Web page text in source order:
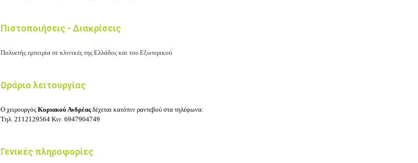
Πιστοποιήσεις - Διακρίσεις
Πολυετής εμπειρία σε κλινικές της Ελλάδος και του Εξωτερικού
Ωράριο λειτουργίας
Ο χειρουργός Κυριακού Ανδρέαςδέχεται κατόπιν ραντεβού στα τηλέφωνα:
Τηλ. 2112129564 Κιν. 6947904749
Γενικές πληροφορίες